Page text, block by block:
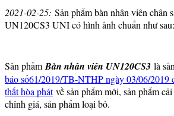
2021-02-25: Sản phẩm bàn nhân viên chân
UN120CS3 UNI có hình ảnh chuẩn như sau:
Sản phầm Bàn nhân viên UN120CS3 là
báo số61/2019/TB-NTHP ngày 03/06/2019
thất hòa phátvề sản phẩm mới, sản phẩm
chỉnh giá, sản phẩm loại bỏ.